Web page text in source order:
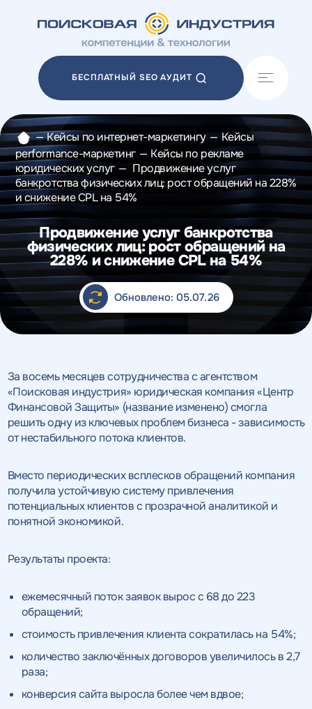
БЕСПЛАТНЫЙ SEO АУДИТ
Акции
Отзывы
Разработка сайтов
Разработка прототипов
Разработка контента
Реклама у блогеров
Веб-аналитика
— Кейсы по интернет-маркетингу — Кейсы
performance-маркетинг — Кейсы по рекламе
юридических услуг — Продвижение услуг
банкротства физических лиц: рост обращений на 228%
и снижение CPL на 54%
Продвижение услуг банкротства
физических лиц: рост обращений на
228% и снижение CPL на 54%
Обновлено: 05.07.26
За восемь месяцев сотрудничества с агентством
«Поисковая индустрия» юридическая компания «Центр
Финансовой Защиты» (название изменено) смогла
решить одну из ключевых проблем бизнеса - зависимость
от нестабильного потока клиентов.
Вместо периодических всплесков обращений компания
получила устойчивую систему привлечения
потенциальных клиентов с прозрачной аналитикой и
понятной экономикой.
Результаты проекта:
ежемесячный поток заявок вырос с 68 до 223
обращений;
стоимость привлечения клиента сократилась на 54%;
количество заключённых договоров увеличилось в 2,7
раза;
конверсия сайта выросла более чем вдвое;